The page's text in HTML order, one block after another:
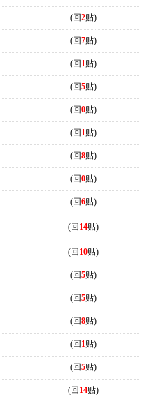
(回2贴)
(回7贴)
(回 1贴)
(回5贴)
(回0贴)
(回 1贴)
(回8贴)
(回0贴)
(回6贴)
(回 14贴)
(回 10贴)
(回5贴)
(回5贴)
(回8贴)
(回 1贴)
(回5贴)
(回 14贴)